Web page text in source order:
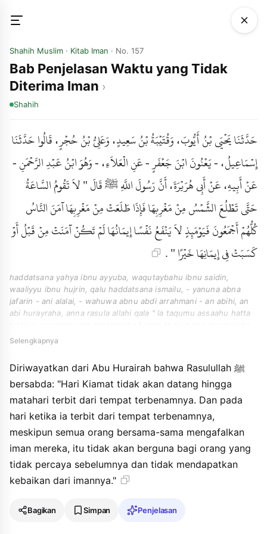
Shahih Muslim · Kitab Iman · No. 157
Bab Penjelasan Waktu yang Tidak
Diterima Iman
Shahih
حَدَّثَنَا يَحْيَى بْنُ أَيُّوبَ، وَقُتَيْبَةُ بْنُ سَعِيدٍ، وَعَلِيُّ بْنُ حُجْرٍ، قَالُوا حَدَّثَنَا
إِسْمَاعِيلُ، - يَعْنُونَ ابْنَ جَعْفَرٍ - عَنِ الْعَلاَءِ، - وَهُوَ ابْنُ عَبْدِ الرَّحْمَنِ -
عَنْ أَبِيهِ، عَنْ أَبِي هُرَيْرَةَ، أَنَّ رَسُولَ اللَّهِ ﷺ قَالَ " لاَ تَقُومُ السَّاعَةُ
حَتَّى تَطْلُعَ الشَّمْسُ مِنْ مَغْرِبِهَا فَإِذَا طَلَعَتْ مِنْ مَغْرِبِهَا آمَنَ النَّاسُ
كُلُّهُمْ أَجْمَعُونَ فَيَوْمَئِذٍ لاَ يَنْفَعُ نَفْسًا إِيمَانُهَا لَمْ تَكُنْ آمَنَتْ مِنْ قَبْلُ أَوْ
كَسَبَتْ فِي إِيمَانِهَا خَيْرًا " .
haddatsana yahya ibnu ayyuba, waqutaybahu ibnu saidin,
waaliyyu ibnu hujrin, qalu haddatsana ismailu, - yanuna abna
jafarin - ani alalai, - wahuwa abnu abdi arrahmani - an abihi, an
abi hurayraha, anna rasula allahi qala " la taqumu assaahu hatta
amana annasu kulluhum ajmauna fayawmaidzin la yanfau nafsan
Selengkapnya
Diriwayatkan dari Abu Hurairah bahwa Rasulullah ﷺ
bersabda: "Hari Kiamat tidak akan datang hingga
matahari terbit dari tempat terbenamnya. Dan pada
hari ketika ia terbit dari tempat terbenamnya,
meskipun semua orang bersama-sama mengafalkan
iman mereka, itu tidak akan berguna bagi orang yang
tidak percaya sebelumnya dan tidak mendapatkan
kebaikan dari imannya."
Bagikan Simpan Penjelasan